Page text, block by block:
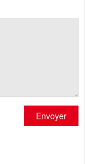
Envoyer